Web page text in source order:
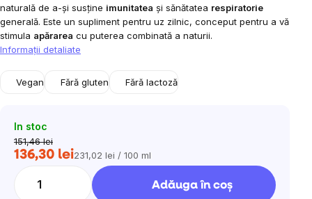
naturală de a-și susține imunitatea și sănătatea respiratorie
generală. Este un supliment pentru uz zilnic, conceput pentru a vă
stimula apărarea cu puterea combinată a naturii.
Informaţii detaliate
Vegan Fără gluten Fără lactoză
In stoc
151,46 lei
136,30 leiEvaluare
231,02 lei / 100 ml
Adăuga în coş